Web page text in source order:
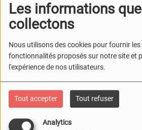
Les informations
collectons
Nous utilisons des cookies pour fournir les
fonctionnalités proposés sur notre site et
l'expérience de nos utilisateurs.
Tout accepter Tout refuser
Analytics
MARCEL PONT